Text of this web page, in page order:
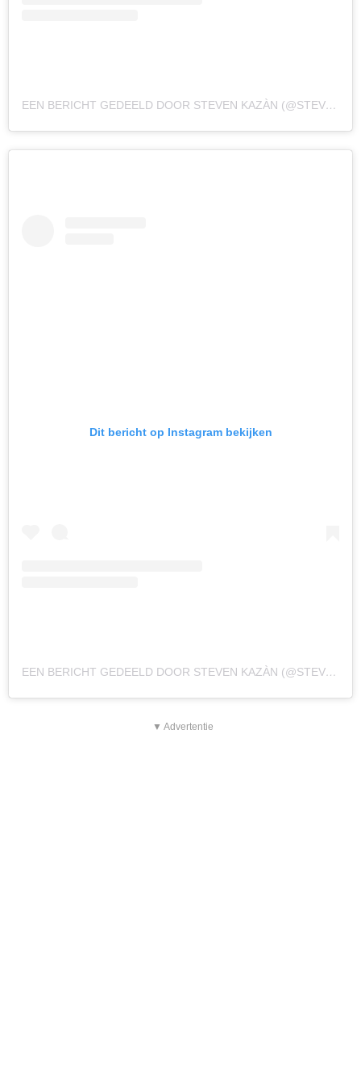
EEN BERICHT GEDEELD DOOR STEVEN KAZÀN (@STEVENKAZAN)
Dit bericht op Instagram bekijken
EEN BERICHT GEDEELD DOOR STEVEN KAZÀN (@STEVENKAZAN)
▼ Advertentie